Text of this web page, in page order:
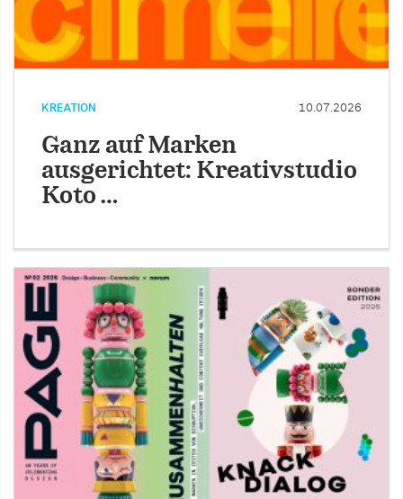
KREATION 10.07.2026
Ganz auf Marken
ausgerichtet: Kreativstudio
Koto …